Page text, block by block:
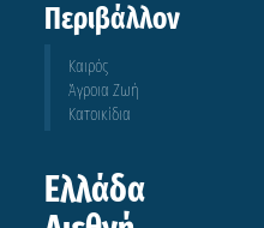
Περιβάλλον
Καιρός
Άγροια Ζωή
Κατοικίδια
Ελλάδα